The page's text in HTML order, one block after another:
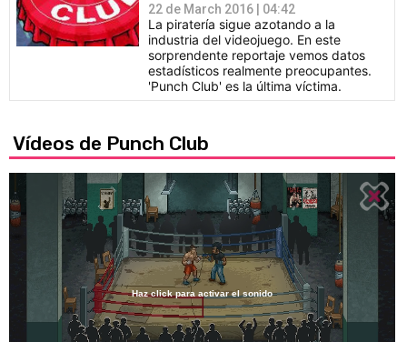
22 de March 2016 | 04:42
La piratería sigue azotando a la
industria del videojuego. En este
sorprendente reportaje vemos datos
estadísticos realmente preocupantes.
'Punch Club' es la última víctima.
Vídeos de Punch Club
Loaded:
82.47%
Haz click para activar el sonido